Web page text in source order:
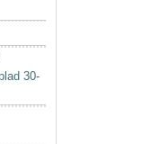
30-